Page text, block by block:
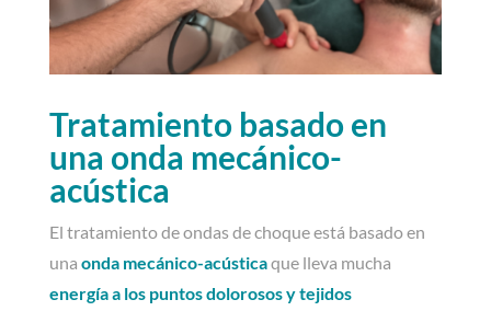
Tratamiento basado en
una onda mecánico-
acústica
El tratamiento de ondas de choque está basado en
una onda mecánico-acústicaque lleva mucha
energía a los puntos dolorosos y tejidos